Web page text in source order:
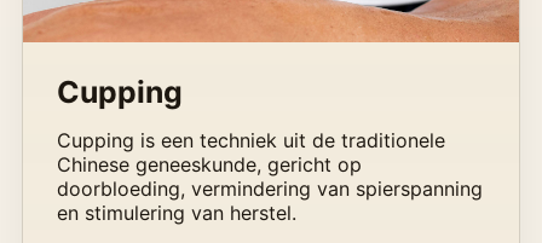
Cupping
Cupping is een techniek uit de traditionele
Chinese geneeskunde, gericht op
doorbloeding, vermindering van spierspanning
en stimulering van herstel.